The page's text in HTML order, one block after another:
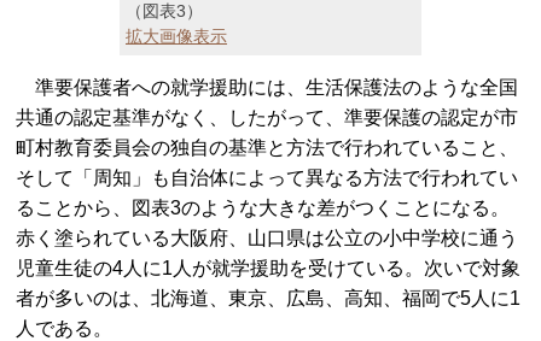
（図表3）
拡大画像表示
準要保護者への就学援助には、生活保護法のような全国
共通の認定基準がなく、したがって、準要保護の認定が市
町村教育委員会の独自の基準と方法で行われていること、
そして「周知」も自治体によって異なる方法で行われてい
ることから、図表3のような大きな差がつくことになる。
赤く塗られている大阪府、山口県は公立の小中学校に通う
児童生徒の4人に1人が就学援助を受けている。次いで対象
者が多いのは、北海道、東京、広島、高知、福岡で5人に1
人である。